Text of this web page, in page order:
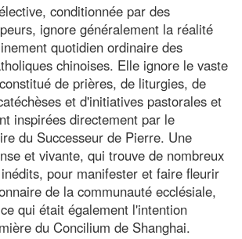
conditionnée par des
ignore généralement la réalité
quotidien ordinaire des
chinoises. Elle ignore le vaste
de prières, de liturgies, de
et d'initiatives pastorales et
inspirées directement par le
du Successeur de Pierre. Une
et vivante, qui trouve de nombreux
pour manifester et faire fleurir
de la communauté ecclésiale,
qui était également l'intention
du Concilium de Shanghai.